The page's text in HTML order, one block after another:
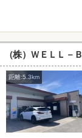
（株）ＷＥＬＬ－
距離:5.3km